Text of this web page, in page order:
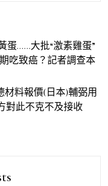
蛋……大批“激素雞蛋”
吃致癌？記者調查本
材料報價(日本)輔弼用
對此不克不及接收